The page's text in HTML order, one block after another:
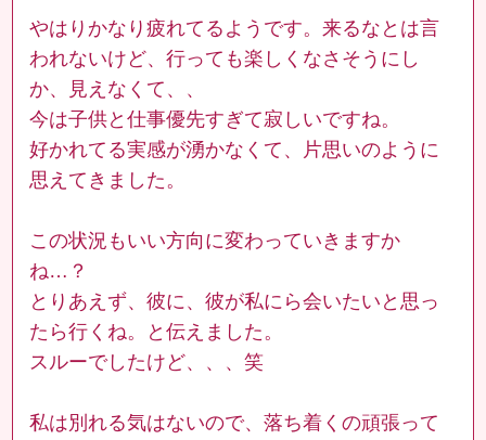
やはりかなり疲れてるようです。来るなとは言
われないけど、行っても楽しくなさそうにし
か、見えなくて、、
今は子供と仕事優先すぎて寂しいですね。
好かれてる実感が湧かなくて、片思いのように
思えてきました。
この状況もいい方向に変わっていきますか
ね…？
とりあえず、彼に、彼が私にら会いたいと思っ
たら行くね。と伝えました。
スルーでしたけど、、、笑
私は別れる気はないので、落ち着くの頑張って